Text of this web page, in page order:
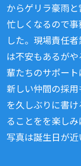
からゲリラ豪雨
忙しくなるので
した。現場責任
は不安もあるが
輩たちのサポート
新しい仲間の採
を久しぶりに書
ることをを楽し
写真は誕生日が近